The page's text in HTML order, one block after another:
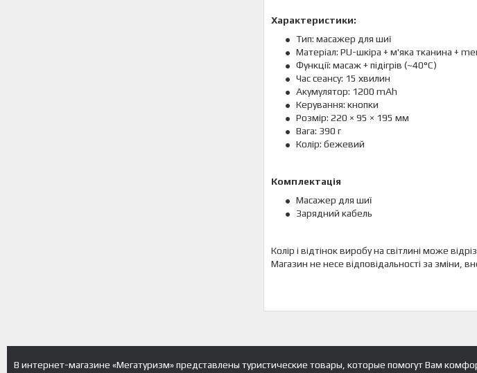
Характеристики:
Тип: масажер для шиї
Матеріал: PU-шкіра + м'яка тканина +
Функції: масаж + підігрів (~40°C)
Час сеансу: 15 хвилин
Акумулятор: 1200 mAh
Керування: кнопки
Розмір: 220 × 95 × 195 мм
Вага: 390 г
Колір: бежевий
Комплектація
Масажер для шиї
Зарядний кабель
Колір і відтінок виробу на світлині може
Магазин не несе відповідальності за зміни,
В интернет-магазине «Мегатуризм» представлены туристические товары, которые помогут Вам